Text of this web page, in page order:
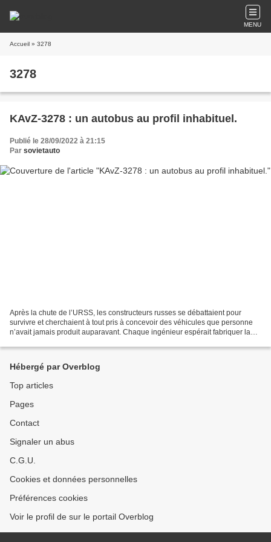
MENU
Accueil » 3278
3278
KAvZ-3278 : un autobus au profil inhabituel.
Publié le 28/09/2022 à 21:15
Par sovietauto
Après la chute de l’URSS, les constructeurs russes se débattaient pour
survivre et cherchaient à tout pris à concevoir des véhicules que personne
n’avait jamais produit auparavant. Chaque ingénieur espérait fabriquer la
Hébergé par Overblog
Top articles
Pages
Contact
Signaler un abus
C.G.U.
Cookies et données personnelles
Préférences cookies
Voir le profil de sur le portail Overblog